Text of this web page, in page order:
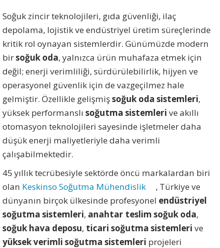
Soğuk zincir teknolojileri, gıda güvenliği, ilaç
depolama, lojistik ve endüstriyel üretim süreçlerinde
kritik rol oynayan sistemlerdir. Günümüzde modern
birsoğuk oda, yalnızca ürün muhafaza etmek için
değil; enerji verimliliği, sürdürülebilirlik, hijyen ve
operasyonel güvenlik için de vazgeçilmez hale
gelmiştir. Özellikle gelişmişsoğuk oda sistemleri,
yüksek performanslı soğutma sistemleri ve akıllı
otomasyon teknolojileri sayesinde işletmeler daha
düşük enerji maliyetleriyle daha verimli
çalışabilmektedir.
45 yıllık tecrübesiyle sektörde öncü markalardan biri
olan Keskinso Soğutma Mühendislik
, Türkiye ve
dünyanın birçok ülkesinde profesyonel endüstriyel
soğutma sistemleri, anahtar teslim soğuk oda,
soğuk hava deposu, ticari soğutma sistemleri ve
yüksek verimli soğutma sistemleri projeleri